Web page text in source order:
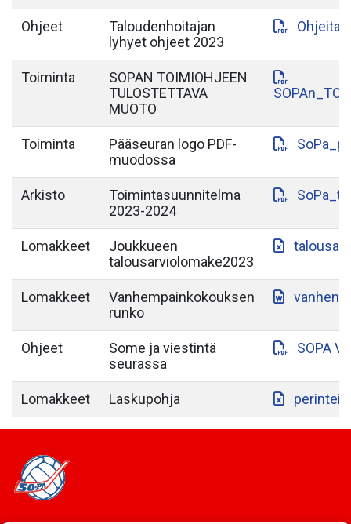
Ohjeet
Taloudenhoitajan
lyhyet ohjeet 2023
Toiminta
SOPAN TOIMIOHJEEN
TULOSTETTAVA
MUOTO
Toiminta
Pääseuran logo PDF-
muodossa
Arkisto
Toimintasuunnitelma
2023-2024
Lomakkeet
Joukkueen
talousarviolomake2023
Lomakkeet
Vanhempainkokouksen
runko
Ohjeet
Some ja viestintä
seurassa
SOPA
Lomakkeet Laskupohja